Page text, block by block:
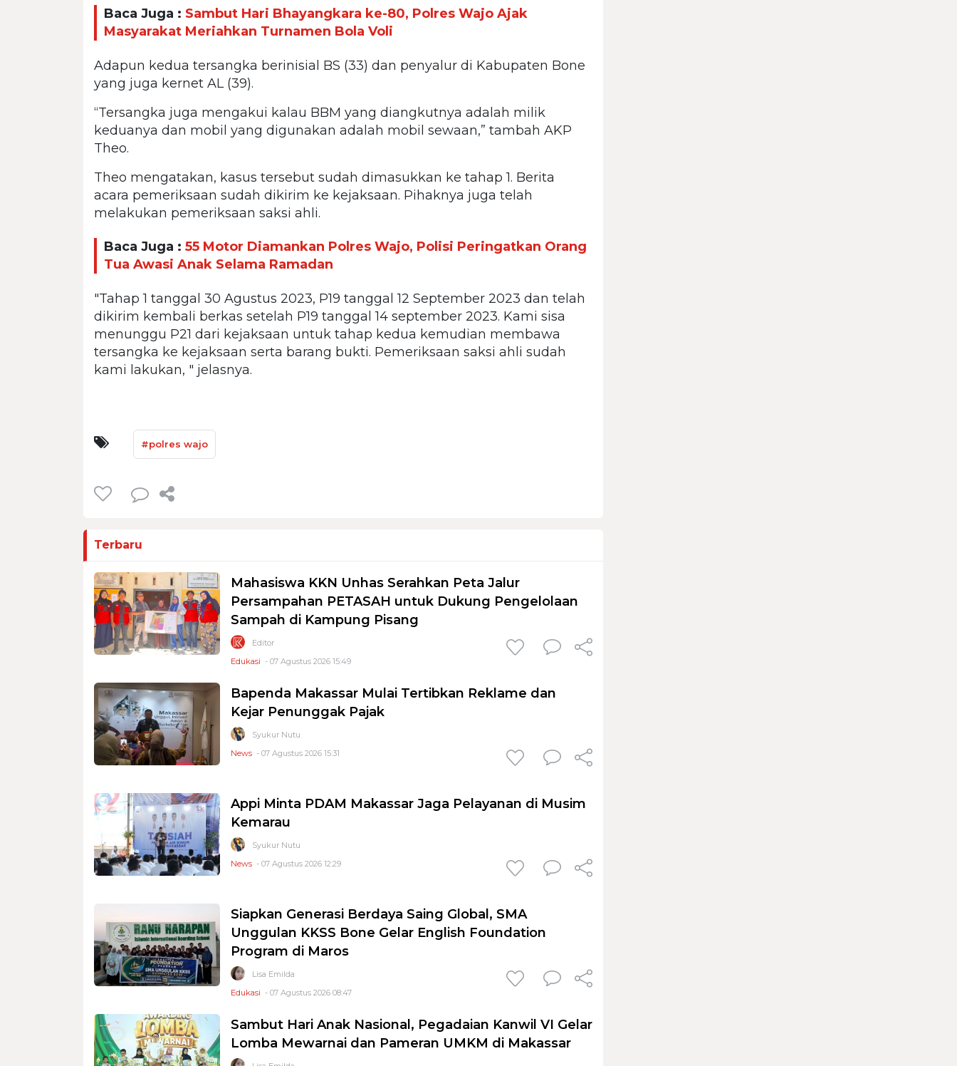
Baca Juga : Sambut Hari Bhayangkara ke-80, Polres Wajo Ajak
Masyarakat Meriahkan Turnamen Bola Voli
Adapun kedua tersangka berinisial BS (33) dan penyalur di Kabupaten Bone
yang juga kernet AL (39).
“Tersangka juga mengakui kalau BBM yang diangkutnya adalah milik
keduanya dan mobil yang digunakan adalah mobil sewaan,” tambah AKP
Theo.
Theo mengatakan, kasus tersebut sudah dimasukkan ke tahap 1. Berita
acara pemeriksaan sudah dikirim ke kejaksaan. Pihaknya juga telah
melakukan pemeriksaan saksi ahli.
Baca Juga : 55 Motor Diamankan Polres Wajo, Polisi Peringatkan Orang
Tua Awasi Anak Selama Ramadan
"Tahap 1 tanggal 30 Agustus 2023, P19 tanggal 12 September 2023 dan telah
dikirim kembali berkas setelah P19 tanggal 14 september 2023. Kami sisa
menunggu P21 dari kejaksaan untuk tahap kedua kemudian membawa
tersangka ke kejaksaan serta barang bukti. Pemeriksaan saksi ahli sudah
kami lakukan, " jelasnya.
#polres wajo
Terbaru
Mahasiswa KKN Unhas Serahkan Peta Jalur
Persampahan PETASAH untuk Dukung Pengelolaan
Sampah di Kampung Pisang
Editor
Edukasi - 07 Agustus 2026 15:49
Bapenda Makassar Mulai Tertibkan Reklame dan
Kejar Penunggak Pajak
Syukur Nutu
News - 07 Agustus 2026 15:31
Appi Minta PDAM Makassar Jaga Pelayanan di Musim
Kemarau
Syukur Nutu
News - 07 Agustus 2026 12:29
Siapkan Generasi Berdaya Saing Global, SMA
Unggulan KKSS Bone Gelar English Foundation
Program di Maros
Lisa Emilda
Edukasi - 07 Agustus 2026 08:47
Sambut Hari Anak Nasional, Pegadaian Kanwil VI Gelar
Lomba Mewarnai dan Pameran UMKM di Makassar